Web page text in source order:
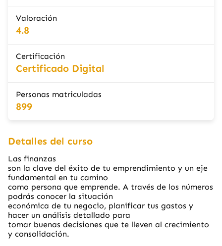
Valoración
4.8
Certificación
Certificado Digital
Personas matriculadas
899
Detalles del curso
Las finanzas
son la clave del éxito de tu emprendimiento y un eje
fundamental en tu camino
como persona que emprende. A través de los números
podrás conocer la situación
económica de tu negocio, planificar tus gastos y
hacer un análisis detallado para
tomar buenas decisiones que te lleven al crecimiento
y consolidación.